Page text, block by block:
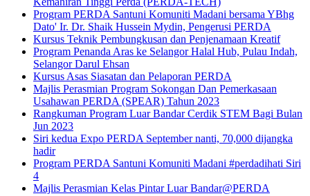
Program PERDA Santuni Komuniti Madani bersama YBhg
Dato' Ir. Dr. Shaik Hussein Mydin, Pengerusi PERDA
Kursus Teknik Pembungkusan dan Penjenamaan Kreatif
Program Penanda Aras ke Selangor Halal Hub, Pulau Indah,
Selangor Darul Ehsan
Kursus Asas Siasatan dan Pelaporan PERDA
Majlis Perasmian Program Sokongan Dan Pemerkasaan
Usahawan PERDA (SPEAR) Tahun 2023
Rangkuman Program Luar Bandar Cerdik STEM Bagi Bulan
Jun 2023
Siri kedua Expo PERDA September nanti, 70,000 dijangka
hadir
Program PERDA Santuni Komuniti Madani #perdadihati Siri
4
Majlis Perasmian Kelas Pintar Luar Bandar@PERDA